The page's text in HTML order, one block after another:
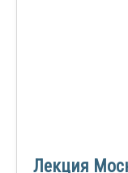
Лекция